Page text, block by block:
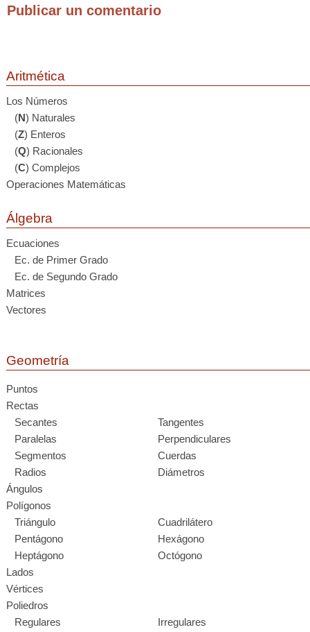
Publicar un comentario
Aritmética
Los Números
(N) Naturales
(Z) Enteros
(Q) Racionales
(C) Complejos
Operaciones Matemáticas
Álgebra
Ecuaciones
Ec. de Primer Grado
Ec. de Segundo Grado
Matrices
Vectores
Geometría
Puntos
Rectas
Secantes
Tangentes
Paralelas
Perpendiculares
Segmentos
Cuerdas
Radios
Diámetros
Ángulos
Polígonos
Triángulo
Cuadrilátero
Pentágono
Hexágono
Heptágono
Octógono
Lados
Vértices
Poliedros
Regulares
Irregulares